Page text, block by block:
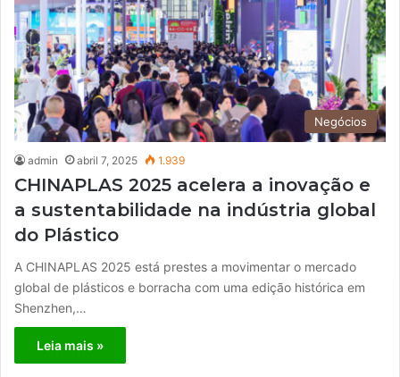
Negócios
admin abril 7, 2025 1.939
CHINAPLAS 2025 acelera a inovação e
a sustentabilidade na indústria global
do Plástico
A CHINAPLAS 2025 está prestes a movimentar o mercado
global de plásticos e borracha com uma edição histórica em
Shenzhen,…
Leia mais »